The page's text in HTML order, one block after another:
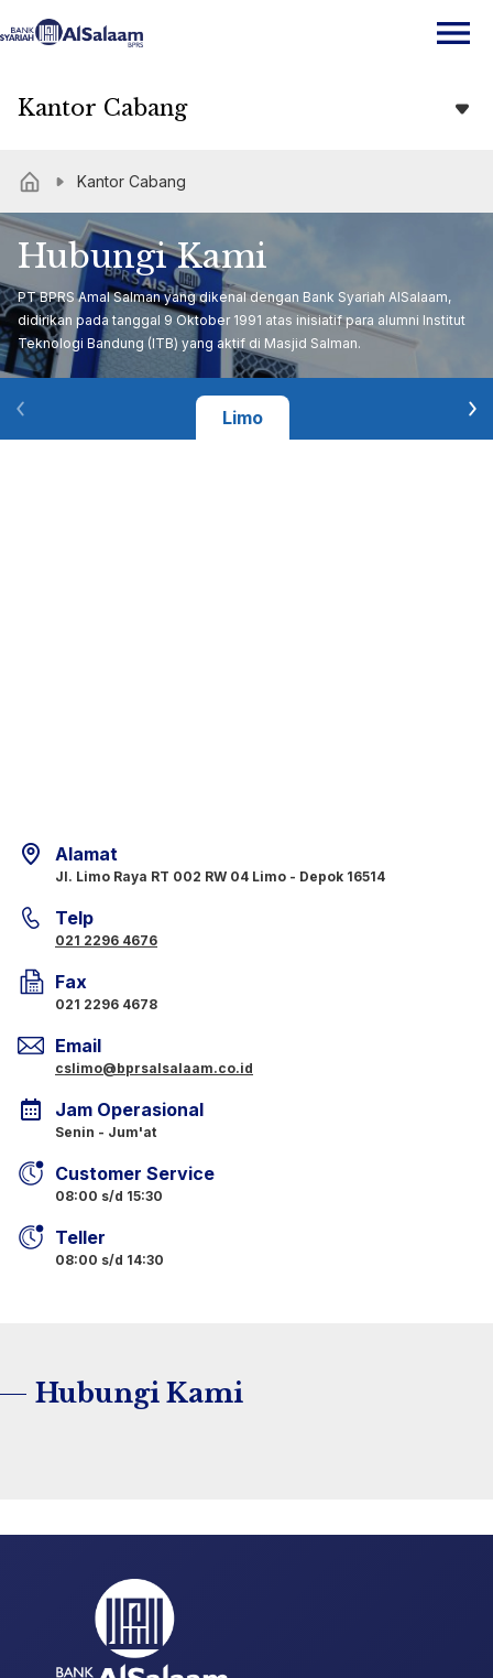
Kantor Cabang
Kantor Cabang
Hubungi Kami
PT BPRS Amal Salman yang dikenal dengan Bank Syariah AlSalaam,
didirikan pada tanggal 9 Oktober 1991 atas inisiatif para alumni Institut
Teknologi Bandung (ITB) yang aktif di Masjid Salman.
Limo
Alamat
Jl. Limo Raya RT 002 RW 04 Limo - Depok 16514
Telp
021 2296 4676
Fax
021 2296 4678
Email
cslimo@bprsalsalaam.co.id
Jam Operasional
Senin - Jum'at
Customer Service
08:00 s/d 15:30
Teller
08:00 s/d 14:30
Hubungi Kami